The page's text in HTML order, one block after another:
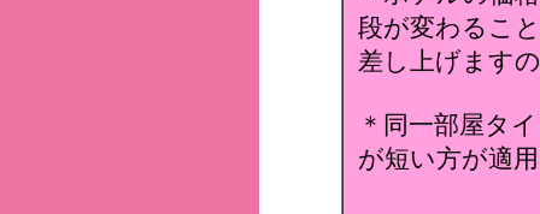
段が変わるこ
差し上げます
＊同一部屋タ
が短い方が適